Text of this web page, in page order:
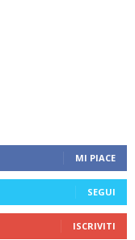
MI PIACE
SEGUI
ISCRIVITI